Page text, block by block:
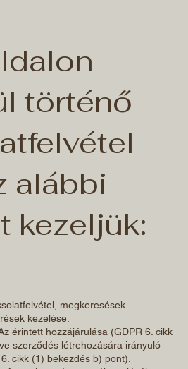
történő
alábbi
kezeljük:
megkeresések
kezelése.
érintett hozzájárulása (GDPR 6. cikk
szerződés létrehozására irányuló
cikk (1) bekezdés b) pont).